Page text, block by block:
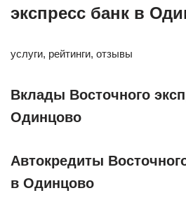
экспресс банк в
услуги, рейтинги, отзывы
Вклады Восточного
Одинцово
Автокредиты
в Одинцово